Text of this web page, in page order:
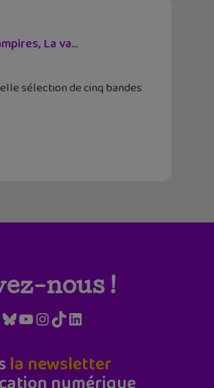
La va...
sélection de cinq bandes
nous !
Bluesky
YouTube
Instagram
TikTokLinkedIn
la newsletter